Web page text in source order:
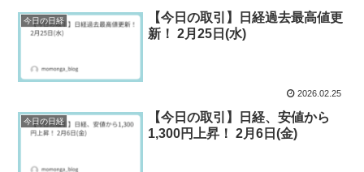
今日の日経
【今日の取引】日経過去最高値更
新！ 2月25日(水)
2026.02.25
今日の日経
【今日の取引】日経、安値から
1,300円上昇！ 2月6日(金)